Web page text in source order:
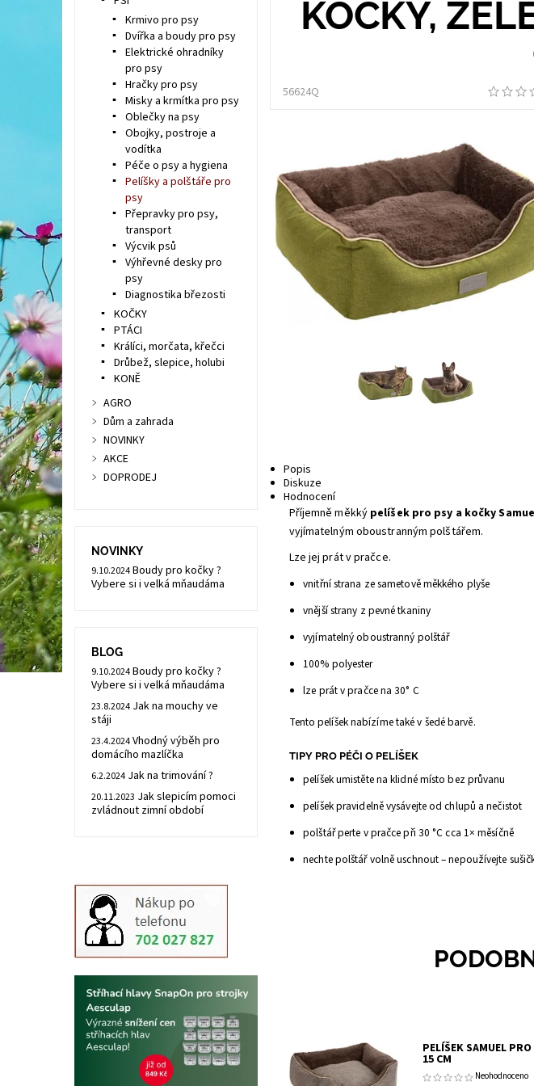
KOČKY,
56624Q
Popis
Diskuze
Hodnocení
Příjemně měkký pelíšek pro psy a kočky
vyjímatelným oboustranným polštářem.
Lze jej prát v pračce.
vnitřní strana ze sametově měkkého plyše
vnější strany z pevné tkaniny
vyjímatelný oboustranný polštář
100% polyester
lze prát v pračce na 30° C
Tento pelíšek nabízíme také v šedé barvě.
TIPY PRO PÉČI O PELÍŠEK
pelíšek umistěte na klidné místo bez průvanu
pelíšek pravidelně vysávejte od chlupů a nečistot
polštář perte v pračce při 30 °C cca 1× měsíčně
nechte polštář volně uschnout – nepoužívejte
PELÍŠEK SAMUEL
15 CM
Neohodnoceno
Krmivo pro psy
Dvířka a boudy pro psy
Elektrické ohradníky
pro psy
Hračky pro psy
Misky a krmítka pro psy
Oblečky na psy
Obojky, postroje a
vodítka
Péče o psy a hygiena
Pelíšky a polštáře pro
psy
Přepravky pro psy,
transport
Výcvik psů
Výhřevné desky pro
psy
Diagnostika březosti
KOČKY
PTÁCI
Králíci, morčata, křečci
Drůbež, slepice, holubi
KONĚ
AGRO
Dům a zahrada
NOVINKY
AKCE
DOPRODEJ
NOVINKY
9.10.2024Boudy pro kočky ?
Vybere si i velká mňaudáma
BLOG
9.10.2024Boudy pro kočky ?
Vybere si i velká mňaudáma
23.8.2024 Jak na mouchy ve
stáji
23.4.2024Vhodný výběh pro
domácího mazlíčka
6.2.2024 Jak na trimování ?
20.11.2023 Jak slepicím pomoci
zvládnout zimní období